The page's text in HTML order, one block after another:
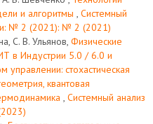
и алгоритмы , Системный
№ 2 (2021): № 2 (2021)
С. В. Ульянов, Физические
в Индустрии 5.0 / 6.0 и
управлении: стохастическая
квантовая
, Системный анализ